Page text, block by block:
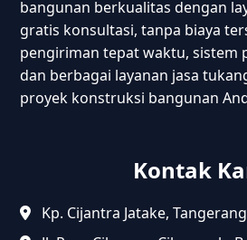
bangunan berkualitas dengan
gratis konsultasi, tanpa biaya
pengiriman tepat waktu, sistem
dan berbagai layanan jasa
proyek konstruksi bangunan
Kontak
Kp. Cijantra Jatake,